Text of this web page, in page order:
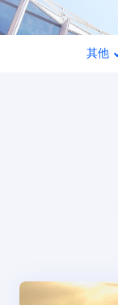
其他